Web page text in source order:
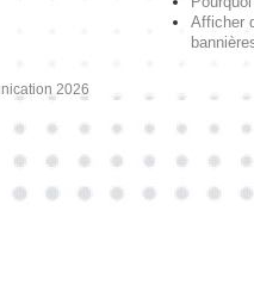
Afficher
2026